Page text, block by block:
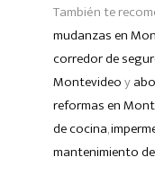
También te
mudanzas en
corredor de
Montevideoy
reformas en
de cocina,
mantenimiento